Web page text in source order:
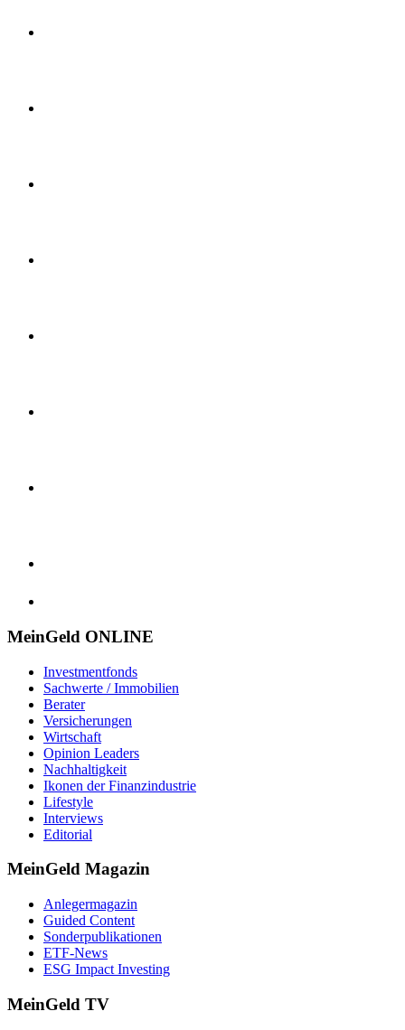
MeinGeld ONLINE
Investmentfonds
Sachwerte / Immobilien
Berater
Versicherungen
Wirtschaft
Opinion Leaders
Nachhaltigkeit
Ikonen der Finanzindustrie
Lifestyle
Interviews
Editorial
MeinGeld Magazin
Anlegermagazin
Guided Content
Sonderpublikationen
ETF-News
ESG Impact Investing
MeinGeld TV